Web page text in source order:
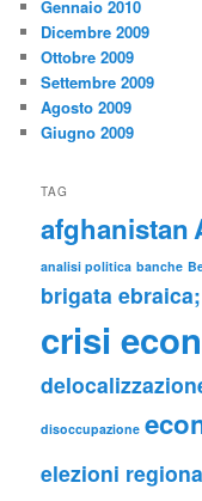
Gennaio 2010
Dicembre 2009
Ottobre 2009
Settembre 2009
Agosto 2009
Giugno 2009
TAG
afghanistan
analisi politica banche
brigata ebraica;
crisi
disoccupazione
elezioni